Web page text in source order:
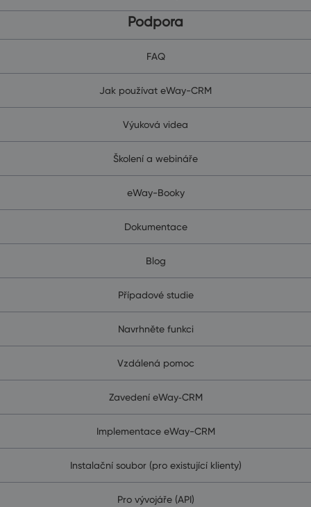
Podpora
FAQ
Jak používat eWay-CRM
Výuková videa
Školení a webináře
eWay-Booky
Dokumentace
Blog
Případové studie
Navrhněte funkci
Vzdálená pomoc
Zavedení eWay‑CRM
Implementace eWay-CRM
Instalační soubor (pro existující klienty)
Pro vývojáře (API)